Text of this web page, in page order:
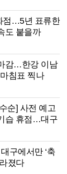
점…5년 표류한
도 붙을까
감…한강 이남
침표 찍나
순] 사전 예고
습 휴점…대구
구에서만 ‘축
졌다